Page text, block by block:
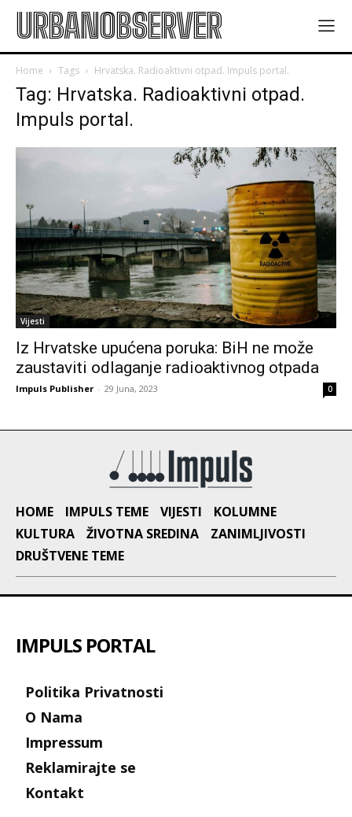
URBANOBSERVER
Home Tags Hrvatska. Radioaktivni otpad. Impuls portal.
Tag: Hrvatska. Radioaktivni otpad.
Impuls portal.
Vijesti
Iz Hrvatske upućena poruka: BiH ne može
zaustaviti odlaganje radioaktivnog otpada
Impuls Publisher - 29 Juna, 2023 0
HOME IMPULS TEME VIJESTI
KOLUMNE
KULTURA
ŽIVOTNA SREDINA
ZANIMLJIVOSTI
DRUŠTVENE TEME
IMPULS PORTAL
Politika Privatnosti
O Nama
Impressum
Reklamirajte se
Kontakt